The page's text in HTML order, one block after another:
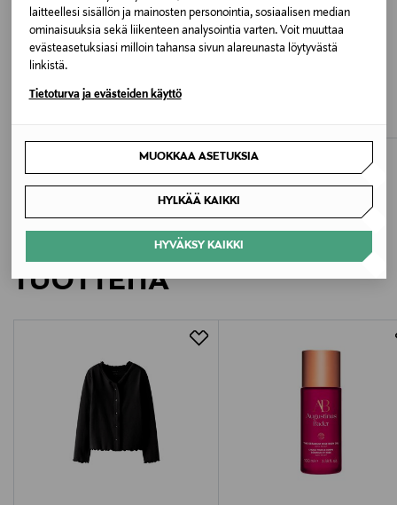
laitteellesi sisällön ja mainosten personointia, sosiaalisen median
ominaisuuksia sekä liikenteen analysointia varten. Voit muuttaa
evästeasetuksiasi milloin tahansa sivun alareunasta löytyvästä
linkistä.
Tietoturva ja evästeiden käyttö
MUOKKAA ASETUKSIA
HYLKÄÄ KAIKKI
HYVÄKSY KAIKKI
BEH CK BLACK
Valmistusmaa
service.eu@calvinklein.com
Avainsanat
takki, lasten takki, kevyt takki, Calvin Klein Kids
ETUKUPONKITUOTE
LISÄÄ KIINNOSTAVIA
TUOTTEITA